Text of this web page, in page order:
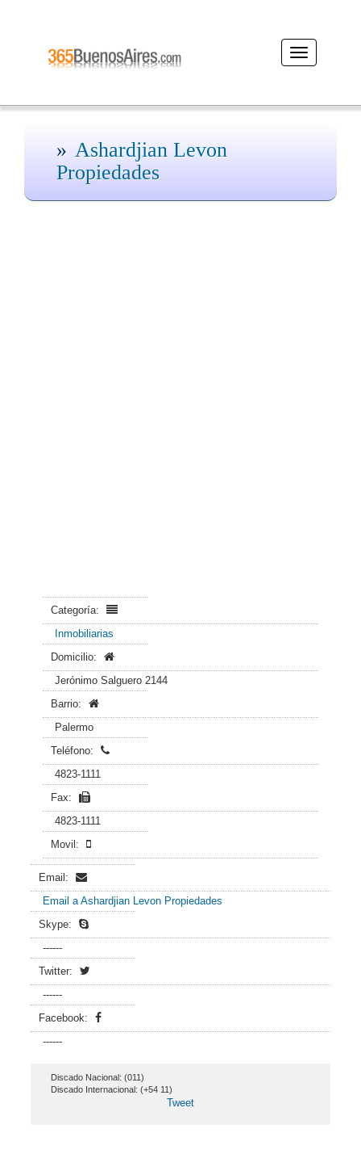
Desplegar
navegación
Ashardjian Levon
Propiedades
Categoría:
Inmobiliarias
Domicilio:
Jerónimo Salguero 2144
Barrio:
Palermo
Teléfono:
4823-1111
Fax:
4823-1111
Movil:
Email:
Email a Ashardjian Levon Propiedades
Skype:
------
Twitter:
------
Facebook:
------
Discado Nacional: (011)
Discado Internacional: (+54 11)
Tweet